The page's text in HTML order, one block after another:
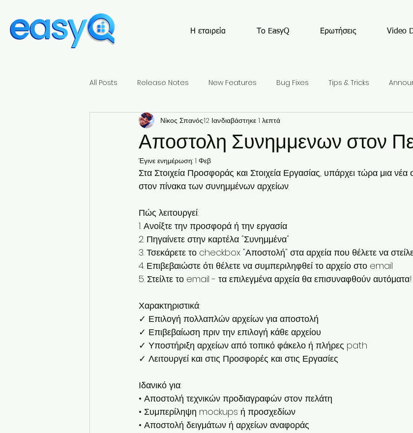
Η εταιρεία Το EasyQ Ερωτήσεις Video
All Posts Release Notes New Features Bug Fixes Tips & Tricks
Αποστολη Συνημμενων στον
Νίκος Σπανός12 Ιανδιαβάστηκε 1 λεπτά
Έγινε ενημέρωση: 1 Φεβ
Στα Στοιχεία Προσφοράς και Στοιχεία Εργασίας, υπάρχει τώρα μια
στον πίνακα των συνημμένων αρχείων.
Πώς λειτουργεί:
1. Ανοίξτε την προσφορά ή την εργασία
2. Πηγαίνετε στην καρτέλα "Συνημμένα"
3. Τσεκάρετε το checkbox "Αποστολή" στα αρχεία που θέλετε να
4. Επιβεβαιώστε ότι θέλετε να συμπεριληφθεί το αρχείο στο email
5. Στείλτε το email - τα επιλεγμένα αρχεία θα επισυναφθούν αυτόματα!
Χαρακτηριστικά:
✓ Επιλογή πολλαπλών αρχείων για αποστολή
✓ Επιβεβαίωση πριν την επιλογή κάθε αρχείου
✓ Υποστήριξη αρχείων από τοπικό φάκελο ή πλήρες path
✓ Λειτουργεί και στις Προσφορές και στις Εργασίες
Ιδανικό για:
• Αποστολή τεχνικών προδιαγραφών στον πελάτη
• Συμπερίληψη mockups ή προσχεδίων
• Αποστολή δειγμάτων ή αρχείων αναφοράς